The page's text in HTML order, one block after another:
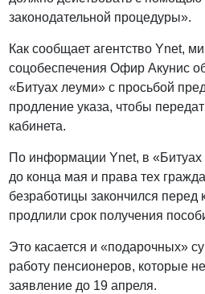
законодательной процедуры».
Как сообщает агентство Ynet,
соцобеспечения Офир Акунис
«Битуах леуми» с просьбой
продление указа, чтобы
кабинета.
По информации Ynet, в «Битуах
до конца мая и права тех
безработицы закончился перед
продлили срок получения
Это касается и «подарочных»
работу пенсионеров, которые
заявление до 19 апреля.